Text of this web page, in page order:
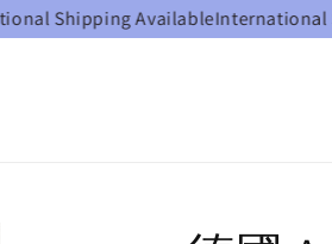
Shipping AvailableInternational